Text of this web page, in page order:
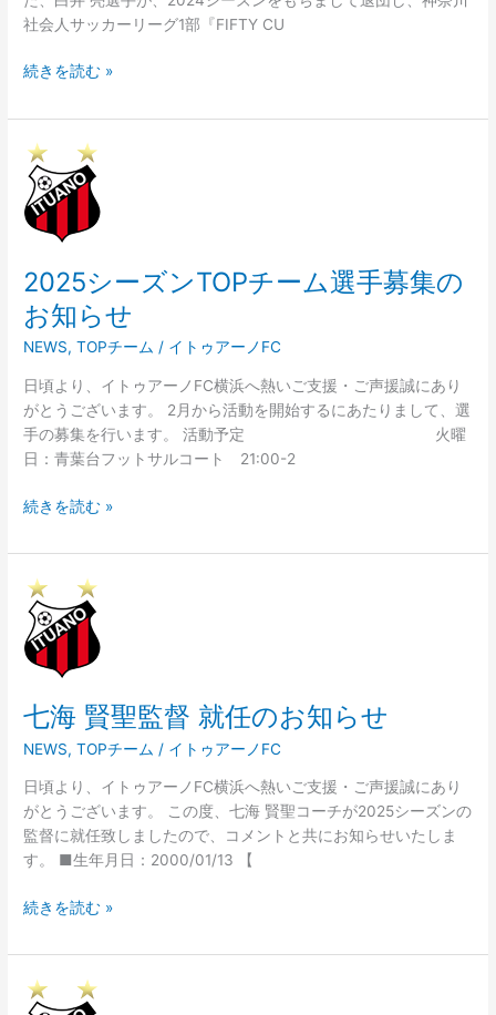
社会人サッカーリーグ1部『FIFTY CU
せ
続きを読む »
2025シーズンTOPチーム選手募集の
お知らせ
NEWS,TOPチーム / イトゥアーノFC
日頃より、イトゥアーノFC横浜へ熱いご支援・ご声援誠にあり
がとうございます。 2月から活動を開始するにあたりまして、選
手の募集を行います。 活動予定 火曜
日：青葉台フットサルコート 21:00-2
2025
シ
ー
ズ
TOP
ー
ム
手
募
集
の
知
続きを読む »
七海 賢聖監督 就任のお知らせ
NEWS,TOPチーム / イトゥアーノFC
日頃より、イトゥアーノFC横浜へ熱いご支援・ご声援誠にあり
がとうございます。 この度、七海 賢聖コーチが2025シーズンの
監督に就任致しましたので、コメントと共にお知らせいたしま
す。 ■生年月日：2000/01/13 【
七
海
賢
聖
督
就
任
の
お
知
ら
続きを読む »
内